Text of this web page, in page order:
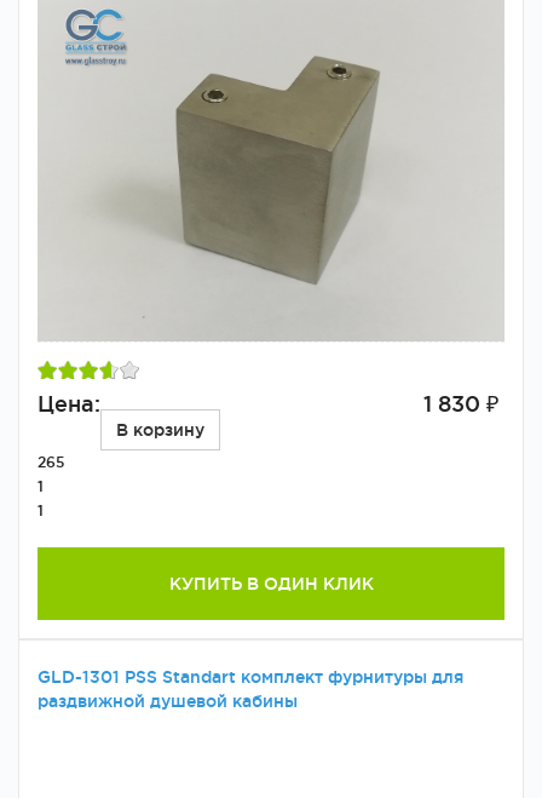
Цена: 1 830 ₽
В корзину
265
1
1
КУПИТЬ В ОДИН КЛИК
GLD-1301 PSS Standart комплект фурнитуры для
раздвижной душевой кабины